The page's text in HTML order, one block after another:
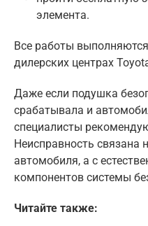
элемента.
Все работы
дилерских центрах
Даже если подушка
срабатывала и
специалисты
Неисправность связана
автомобиля, а с
компонентов системы
Читайте также: